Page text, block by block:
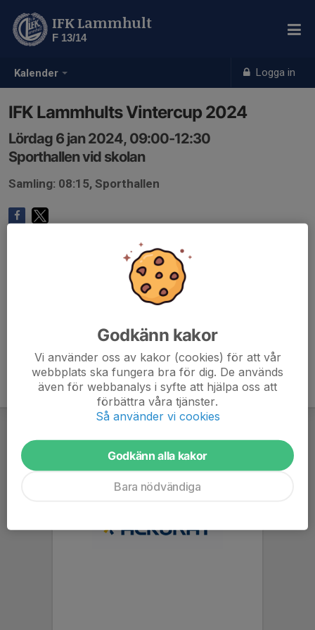
Kalender Logga in
IFK Lammhult
F 13/14
IFK Lammhults Vintercup 2024
Lördag 6 jan 2024, 09:00-12:30
Sporthallen vid skolan
Samling: 08:15, Sporthallen
Godkänn kakor
Vi använder oss av kakor (cookies) för att vår
webbplats ska fungera bra för dig. De används
även för webbanalys i syfte att hjälpa oss att
förbättra våra tjänster.
Så använder vi cookies
Godkänn alla kakor
Bara nödvändiga